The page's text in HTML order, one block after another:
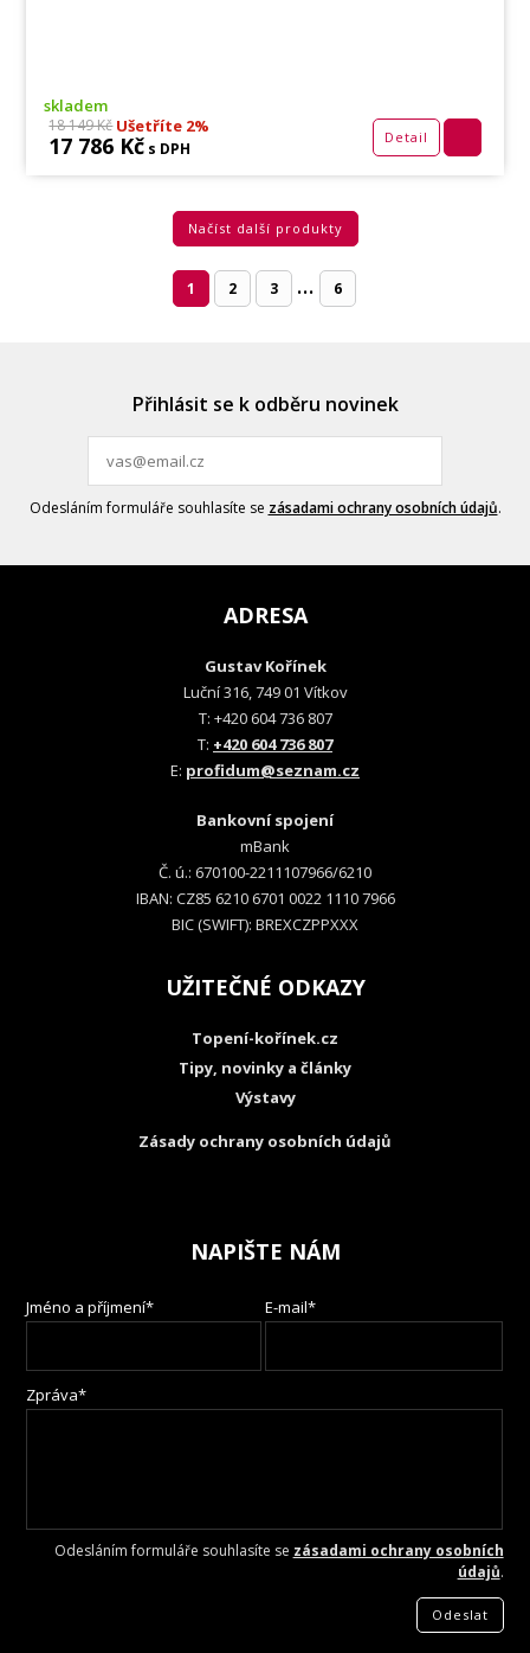
skladem
18 149 KčUšetříte 2%
17 786 Kč s DPH
Detail
Načíst další produkty
1 2 3 ... 6
Přihlásit se k odběru novinek
Odesláním formuláře souhlasíte se zásadami ochrany osobních údajů.
ADRESA
Gustav Kořínek
Luční 316, 749 01 Vítkov
T: +420 604 736 807
T: +420 604 736 807
E: profidum@seznam.cz
Bankovní spojení
mBank
Č. ú.: 670100-2211107966/6210
IBAN: CZ85 6210 6701 0022 1110 7966
BIC (SWIFT): BREXCZPPXXX
UŽITEČNÉ ODKAZY
Topení-kořínek.cz
Tipy, novinky a články
Výstavy
Zásady ochrany osobních údajů
NAPIŠTE NÁM
Jméno a příjmení* E-mail*
Zpráva*
Odesláním formuláře souhlasíte se zásadami ochrany osobních
údajů.
Odeslat